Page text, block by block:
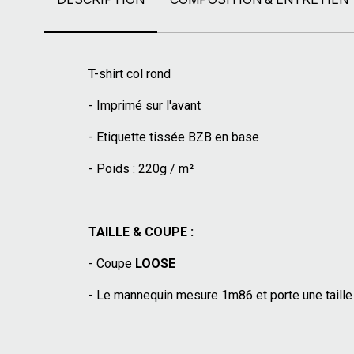
T-shirt col rond
- Imprimé sur l'avant
- Etiquette tissée BZB en base
- Poids : 220g / m²
TAILLE & COUPE :
- Coupe LOOSE
- Le mannequin mesure 1m86 et porte une